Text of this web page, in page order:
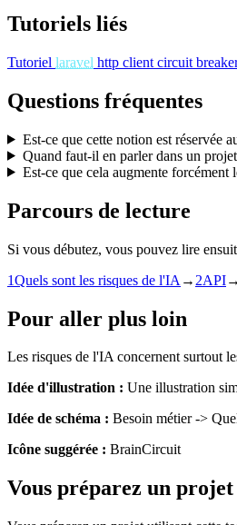
Tutoriels liés
Tutoriel laravel http client circuit
Questions fréquentes
Est-ce que cette notion est réservée
Quand faut-il en parler dans un
Est-ce que cela augmente forcément
Parcours de lecture
Si vous débutez, vous pouvez lire
1Quels sont les risques de l'IA → 2API→
Pour aller plus loin
Les risques de l'IA concernent surtout
Idée d'illustration : Une illustration
Idée de schéma : Besoin métier ->
Icône suggérée : BrainCircuit
Vous préparez un projet